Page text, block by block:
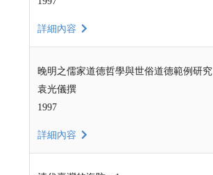
詳細內容
晚明之儒家道德哲學與世俗道德範例研究
袁光儀撰
1997
詳細內容